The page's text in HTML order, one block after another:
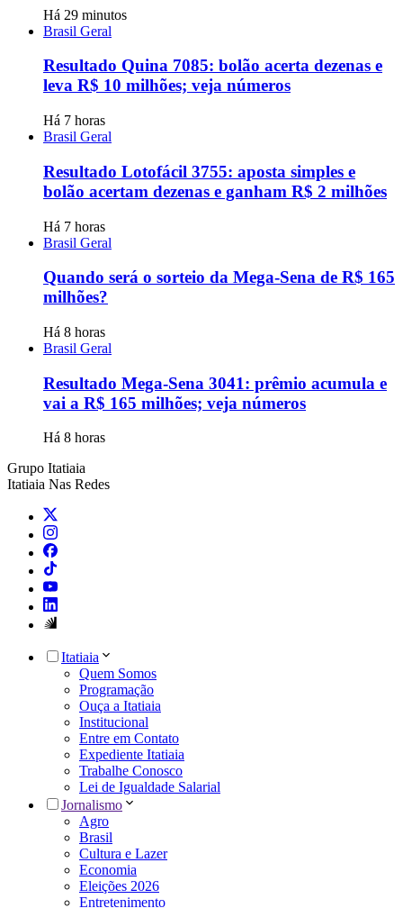
Há 29 minutos
Brasil Geral
Resultado Quina 7085: bolão acerta dezenas e
leva R$ 10 milhões; veja números
Há 7 horas
Brasil Geral
Resultado Lotofácil 3755: aposta simples e
bolão acertam dezenas e ganham R$ 2 milhões
Há 7 horas
Brasil Geral
Quando será o sorteio da Mega-Sena de R$ 165
milhões?
Há 8 horas
Brasil Geral
Resultado Mega-Sena 3041: prêmio acumula e
vai a R$ 165 milhões; veja números
Há 8 horas
Grupo Itatiaia
Itatiaia Nas Redes
Itatiaia
Quem Somos
Programação
Ouça a Itatiaia
Institucional
Entre em Contato
Expediente Itatiaia
Trabalhe Conosco
Lei de Igualdade Salarial
Jornalismo
Agro
Brasil
Cultura e Lazer
Economia
Eleições 2026
Entretenimento